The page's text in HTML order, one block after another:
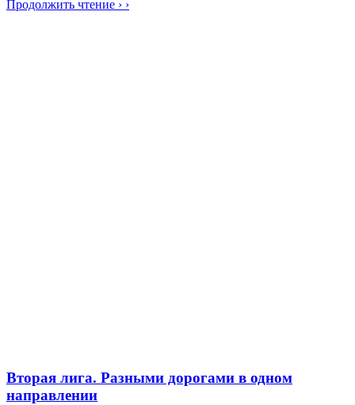
Продолжить чтение › ›
Вторая лига. Разными дорогами в одном
направлении